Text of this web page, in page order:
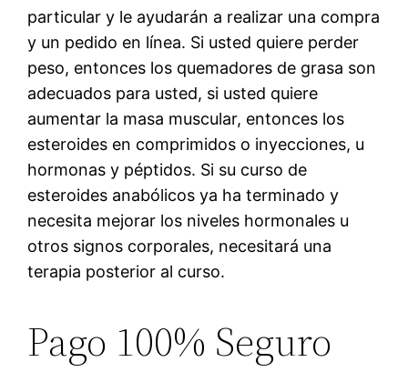
particular y le ayudarán a realizar una compra
y un pedido en línea. Si usted quiere perder
peso, entonces los quemadores de grasa son
adecuados para usted, si usted quiere
aumentar la masa muscular, entonces los
esteroides en comprimidos o inyecciones, u
hormonas y péptidos. Si su curso de
esteroides anabólicos ya ha terminado y
necesita mejorar los niveles hormonales u
otros signos corporales, necesitará una
terapia posterior al curso.
Pago 100% Seguro